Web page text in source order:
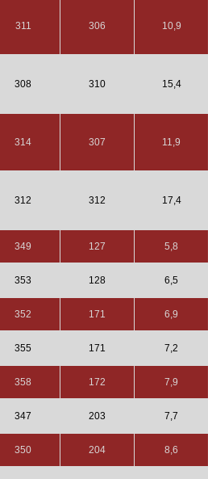
311 306 10,9
308 310 15,4
314 307 11,9
312 312 17,4
349 127 5,8
353 128 6,5
352 171 6,9
355 171 7,2
358 172 7,9
347 203 7,7
350 204 8,6